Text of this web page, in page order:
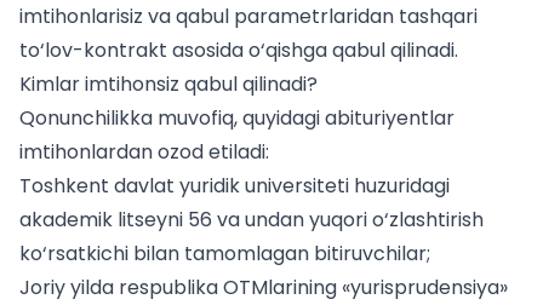
imtihonlarisiz va qabul parametrlaridan tashqari
to‘lov-kontrakt asosida o‘qishga qabul qilinadi.
Kimlar imtihonsiz qabul qilinadi?
Qonunchilikka muvofiq, quyidagi abituriyentlar
imtihonlardan ozod etiladi:
Toshkent davlat yuridik universiteti huzuridagi
akademik litseyni 56 va undan yuqori o‘zlashtirish
ko‘rsatkichi bilan tamomlagan bitiruvchilar;
Joriy yilda respublika OTMlarining «yurisprudensiya»